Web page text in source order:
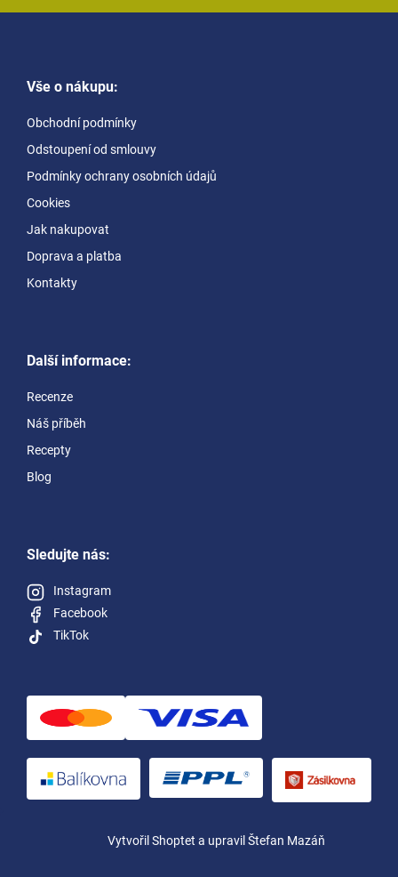
Vše o nákupu:
Obchodní podmínky
Odstoupení od smlouvy
Podmínky ochrany osobních údajů
Cookies
Jak nakupovat
Doprava a platba
Kontakty
Další informace:
Recenze
Náš příběh
Recepty
Blog
Sledujte nás:
Instagram
Facebook
TikTok
Vytvořil Shoptet a upravil Štefan Mazáň